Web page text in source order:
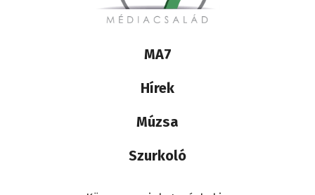
Lábléc
médiacsalád
MA7
Hírek
Múzsa
Szurkoló